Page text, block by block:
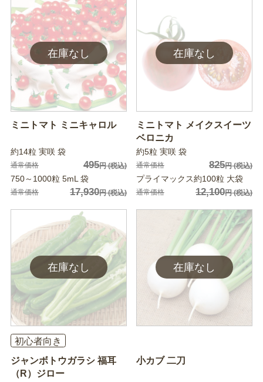
ミニトマト ミニキャロル
約14粒 実咲 袋
通常価格 495円(税込)
750～1000粒 5mL 袋
通常価格 17,930円(税込)
ミニトマト メイクスイーツ
ベロニカ
約5粒 実咲 袋
通常価格 825円(税込)
プライマックス約100粒 大袋
通常価格 12,100円(税込)
初心者向き
ジャンボトウガラシ 福耳
（R）ジロー
小カブ 二刀